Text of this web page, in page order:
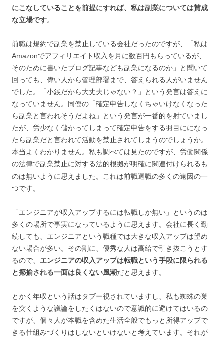
にこなしていることを前提にすれば、私は副業については賛成
な立場です。
前職は規約で副業を禁止している会社だったのですが、「私は
Amazonでアフィリエイト収入を月に数百円もらっているが、
そのために書いたブログ記事なども副業になるのか」と聞いて
回っても、偉い人から管理部署まで、答えられる人がいません
でした。「小銭だから大丈夫じゃない？」という発言は答えに
なっていません。同僚の「確定申告しなくちゃいけなくなった
ら副業と言われそうだよね」という発言が一番的を射ていまし
たが、労少なく儲かってしまって確定申告をする羽目にになっ
たら副業だと言われて活動を禁止されてしまうのでしょうか。
本当よくわかりません。私も調べては見たのですが、労働関係
の法律で副業禁止に対する法的根拠が明確に関連付けられるも
のは無いように思えました。これは前職退職の多くの遠因の一
つです。
「エンジニアが収入アップするには転職しか無い」というのは
多くの場所で事実になっているように思えます。会社に長く勤
続しても、エンジニアという職種では大きな収入アップは望め
ない場合が多い。その割に、優秀な人は高給で引き抜こうとす
るので、 エンジニアの収入アップは転職という手段に限られる
と揶揄される一面は良くない風潮だと思えます。
とかく年収という話はタブー視されていますし、私も蜘蛛の巣
を突くような議論をしたくはないので意識的に避けてはいるの
ですが、個々人が本職を含めた生活全般でもっと所得アップで
きる仕組みづくりはしないといけないと考えています。それが